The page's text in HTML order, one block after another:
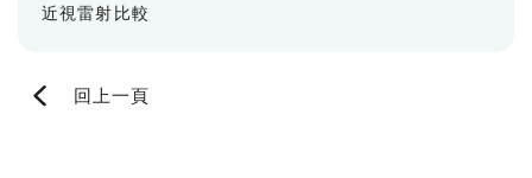
近視雷射比較
回上一頁